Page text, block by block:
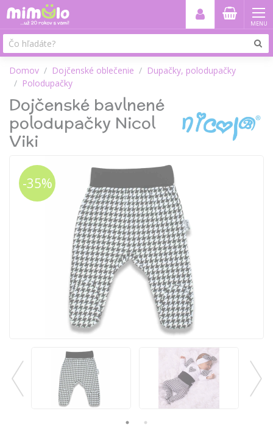
MENU
Domov Dojčenské oblečenie
Dupačky, polodupačky
Polodupačky
Dojčenské bavlnené
polodupačky Nicol
Viki
-35%